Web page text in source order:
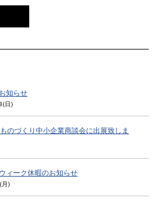
知らせ
日)
のづくり中小企業商談会に出展致しま
ィーク休暇のお知らせ
月)